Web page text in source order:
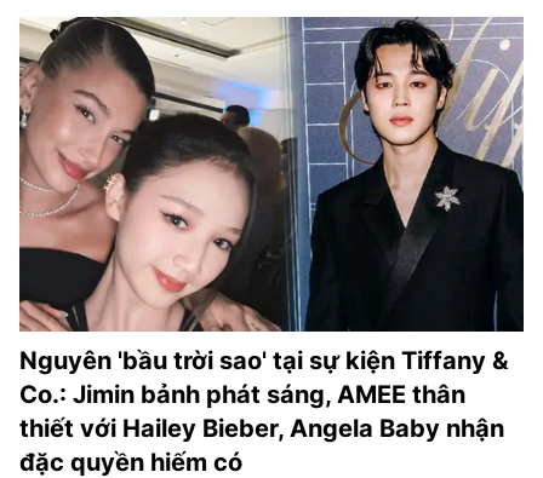
Nguyên 'bầu trời sao' tại sự kiện Tiffany &
Co.: Jimin bảnh phát sáng, AMEE thân
thiết với Hailey Bieber, Angela Baby nhận
đặc quyền hiếm có